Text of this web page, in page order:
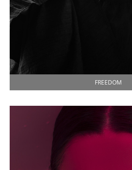
FREEDOM